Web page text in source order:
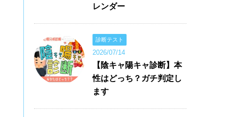
レンダー
診断テスト
2026/07/14
【陰キャ陽キャ診断】本
性はどっち？ガチ判定し
ます